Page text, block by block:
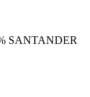
SANTANDER